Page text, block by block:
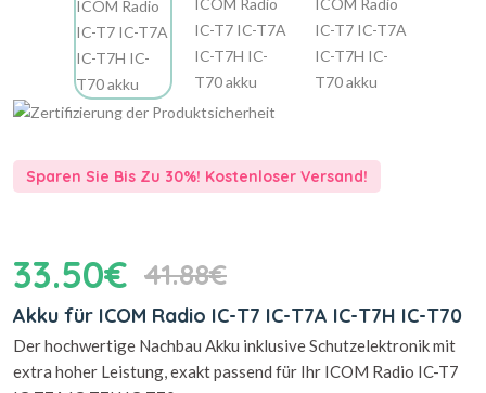
Sparen Sie Bis Zu 30%! Kostenloser Versand!
33.50€ 41.88€
Akku für ICOM Radio IC-T7 IC-T7A IC-T7H IC-T70
Der hochwertige Nachbau Akku inklusive Schutzelektronik mit
extra hoher Leistung, exakt passend für Ihr ICOM Radio IC-T7